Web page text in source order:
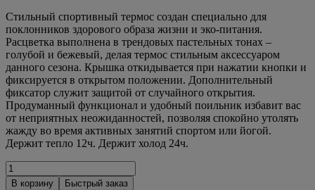
Стильный спортивный термос создан специально для
поклонников здорового образа жизни и эко-питания.
Расцветка выполнена в трендовых пастельных тонах –
голубой и бежевый, делая термос стильным аксессуаром
данного сезона. Крышка откидывается при нажатии кнопки и
фиксируется в открытом положении. Дополнительный
фиксатор служит защитой от случайного открытия.
Продуманный функционал и удобный поильник избавит вас
от неприятных неожиданностей, позволяя спокойно утолять
жажду во время активных занятий спортом или йогой.
Держит тепло 12ч. Держит холод 24ч.
В корзину Быстрый заказ